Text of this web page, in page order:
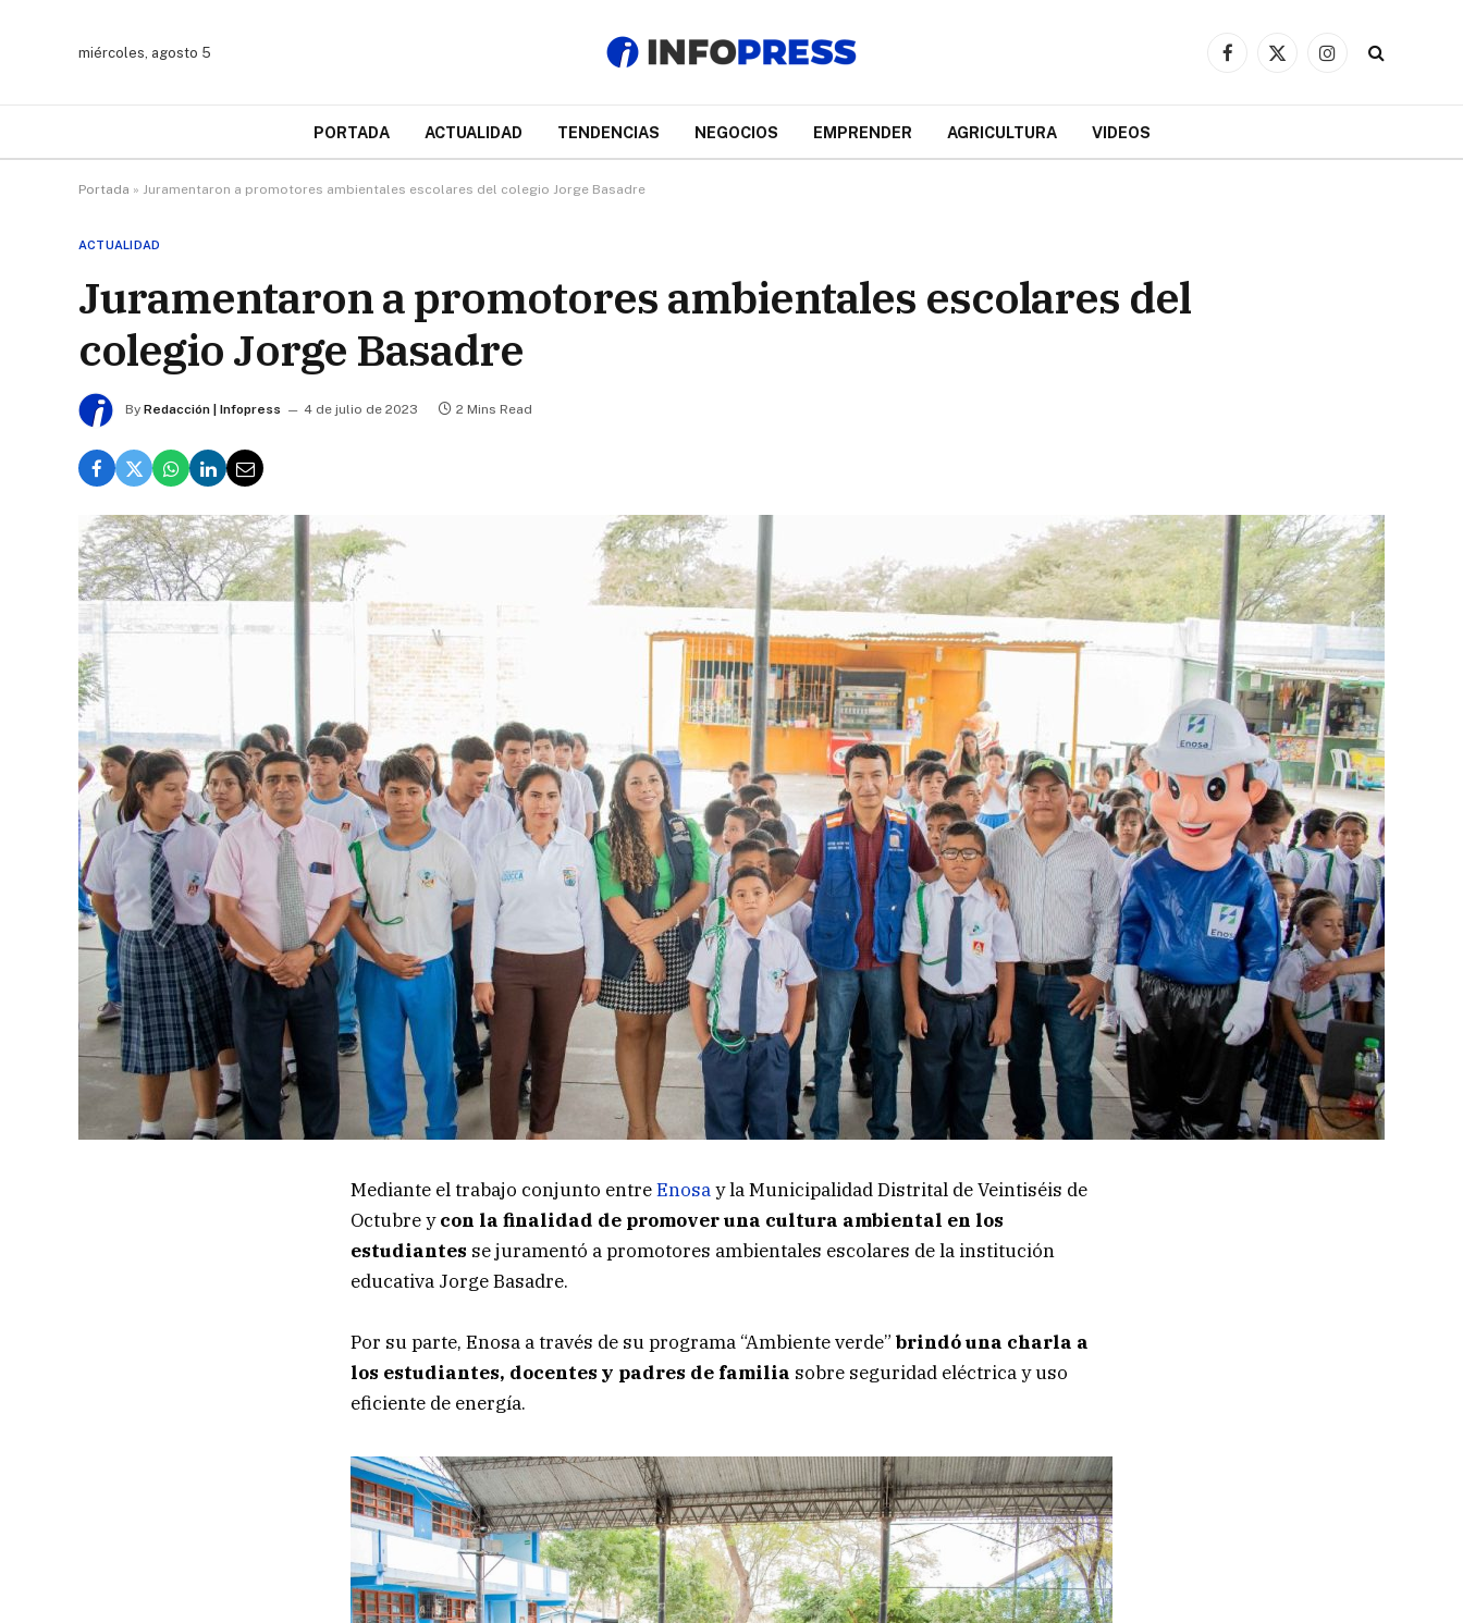
miércoles, agosto 5
Facebook
X
Instagram
PORTADA ACTUALIDAD TENDENCIAS NEGOCIOS EMPRENDER AGRICULTURA VIDEOS
Portada » Juramentaron a promotores ambientales escolares del colegio Jorge Basadre
ACTUALIDAD
Juramentaron a promotores ambientales escolares del
colegio Jorge Basadre
By Redacción | Infopress 4 de julio de 2023 2 Mins Read
Mediante el trabajo conjunto entreEnosay la Municipalidad Distrital de Veintiséis de
Octubre ycon la finalidad de promover una cultura ambiental en los
estudiantes se juramentó a promotores ambientales escolares de la institución
educativa Jorge Basadre.
Por su parte, Enosa a través de su programa “Ambiente verde” brindó una charla a
los estudiantes, docentes y padres de familia sobre seguridad eléctrica y uso
eficiente de energía.